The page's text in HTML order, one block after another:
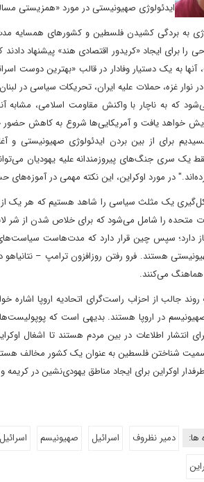
ایدئولوژی صهیونیستی در مورد «همزیستی
به بردگی کشیدن فلسطین و کشورهای همسایه
را برای ایجاد «کریدور اقتصادی هند» پیشنهاد
آنها به یک دستیار وفادار در قالب «بهترین دوست
نوار غزه، حملات علیه ایران، تحریکات سیاسی در
خواهد یافت و آمریکایی‌ها شروع به کاهش حضور
برای از بین بردن ایدئولوژی صهیونیستی
یک سری جنگ‌های پیروزمندانه علیه یهودیان
در مورد اوکراین، این نکته مهمی در
یک مثلث سیاسی را شاهد هستیم که هر یک از
متحده را شامل می‌شود که برای خلاص شدن از شر
دارد؛ سپس چین قرار دارد که مدت‌هاست
هستند. فرو رفتن روزافزون ترامپ – نتانیاهو در
هماهنگ می‌کنند.
روند جالب از احزاب راست‌گرای اتحادیه اروپا
در اروپا هستند. بدیهی است که
انتشار اطلاعات در بین مردم هستند تا اشغال
شناختن فلسطین به عنوان یک کشور مخالف
اوکراین برای ایجاد مناطق یهودی‌نشین در
ها: دمیر نظروف اسرائیل صهیونیسم